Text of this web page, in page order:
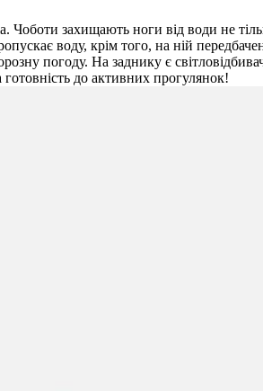
Чоботи захищають ноги від води не
воду, крім того, на ній
погоду. На заднику є
до активних прогулянок!